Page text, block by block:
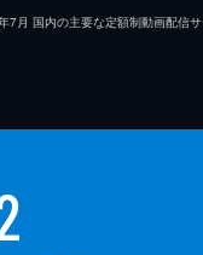
⽉ 国内の主要な定額制動画配信